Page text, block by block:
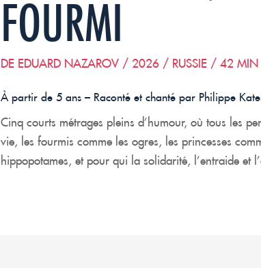
FOURMI
DE EDUARD NAZAROV / 2026 / RUSSIE / 42 MIN
À partir de 5 ans – Raconté et chanté par Philippe
Cinq courts métrages pleins d’humour, où tous les
vie, les fourmis comme les ogres, les princesses
hippopotames, et pour qui la solidarité, l’entraide et